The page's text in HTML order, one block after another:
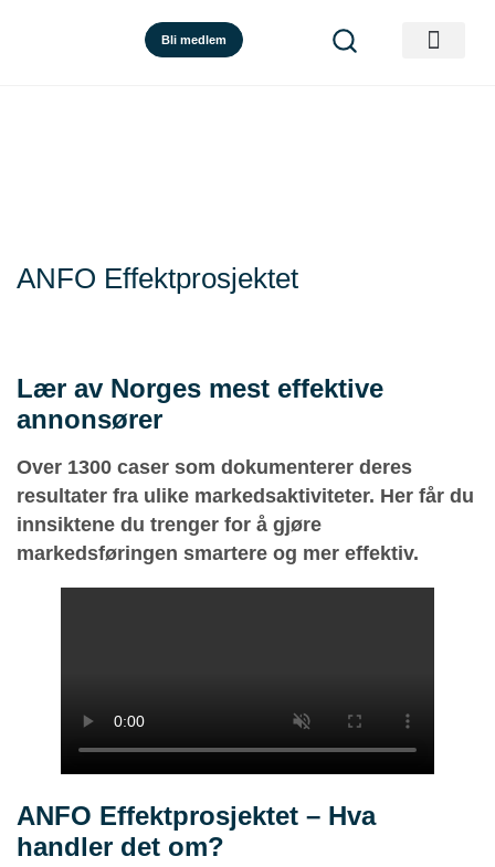
Bli medlem
ANFO Effektprosjektet
Lær av Norges mest effektive
annonsører
Over 1300 caser som dokumenterer deres
resultater fra ulike markedsaktiviteter. Her får du
innsiktene du trenger for å gjøre
markedsføringen smartere og mer effektiv.
ANFO Effektprosjektet – Hva
handler det om?